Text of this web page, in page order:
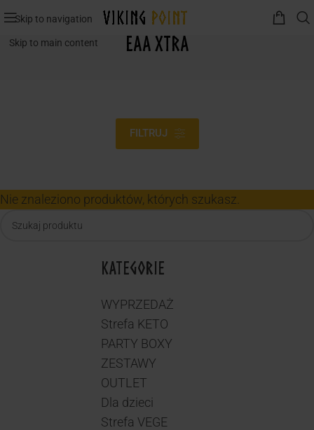
Skip to navigation
Skip to main content Eaa Xtra
KATEGORIE
WYPRZEDAŻ
Strefa KETO
PARTY BOXY
ZESTAWY
OUTLET
Dla dzieci
Strefa VEGE
FILTRUJ
Nie znaleziono produktów, których szukasz.